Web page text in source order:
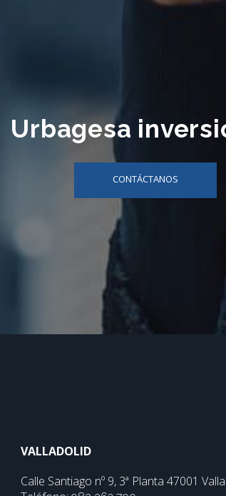
Urbagesa
CONTÁCTANOS
VALLADOLID
Calle Santiago nº 9, 3ª Planta 47001